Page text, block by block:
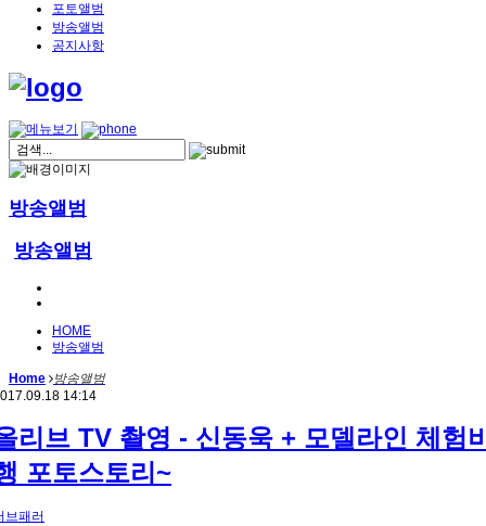
포토앨범
방송앨범
공지사항
방송앨범
방송앨범
HOME
방송앨범
Home
방송앨범
14:14
리브 TV 촬영 - 신동욱 + 모델라인 체험
포토스토리~
브패러